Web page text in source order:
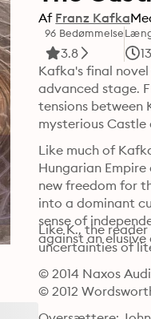
Af Franz Kafka
96 Bedømmelse
3.8
Kafka's final
advanced stage.
tensions between
mysterious
Like much of
Hungarian
new freedom for
into a dominant
sense of
against an
Like K., the
uncertainties of
© 2014 Naxos
© 2012